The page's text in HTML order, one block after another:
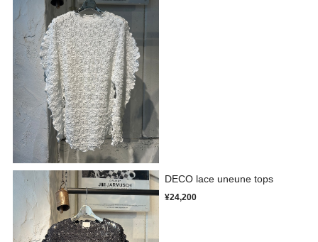
DECO lace uneune tops
¥24,200